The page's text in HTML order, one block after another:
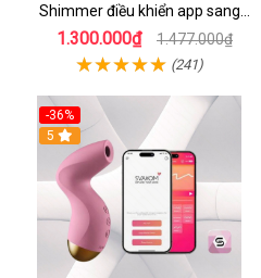
Shimmer điều khiển app sang
trọng chất lượng
1.300.000₫ 1.477.000₫
(241)
-36%
5